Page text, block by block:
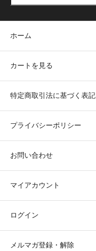
ホーム
カートを見る
特定商取引法に基づく表記
プライバシーポリシー
お問い合わせ
マイアカウント
ログイン
メルマガ登録・解除